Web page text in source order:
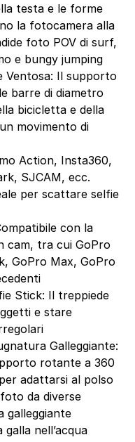
testa e le forme
la fotocamera alla
foto POV di surf,
e bungy jumping
Ventosa: Il supporto
barre di diametro
bicicletta e della
movimento di
Action, Insta360,
SJCAM, ecc.
per scattare selfie
con la
cam, tra cui GoPro
GoPro Max, GoPro
Stick: Il treppiede
e stare
Galleggiante:
rotante a 360
adattarsi al polso
da diverse
galleggiante
nell’acqua